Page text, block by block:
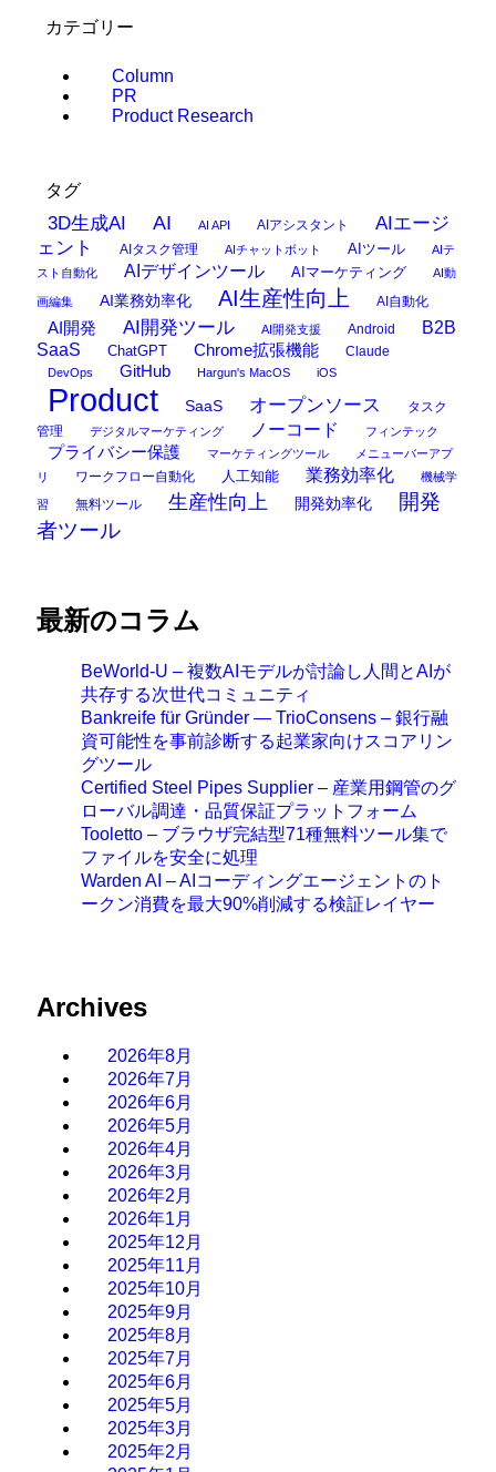
カテゴリー
Column
PR
Product Research
タグ
3D生成AI AI AI API AIアシスタント
AIエージ
ェント
AIタスク管理 AIチャットボット AIツール
AIテ
スト自動化
AIデザインツール AIマーケティング AI動
画編集 AI業務効率化 AI生産性向上 AI自動化
AI開発 AI開発ツール AI開発支援 Android
B2B
SaaS
ChatGPT Chrome拡張機能 Claude
DevOps GitHub Hargun's MacOS iOS
Product SaaS オープンソース
タスク
管理
デジタルマーケティング ノーコード フィンテック
プライバシー保護 マーケティングツール
メニューバーアプ
リ
ワークフロー自動化 人工知能 業務効率化 機械学
習 無料ツール 生産性向上 開発効率化
開発
者ツール
最新のコラム
BeWorld-U – 複数AIモデルが討論し人間とAIが
共存する次世代コミュニティ
Bankreife für Gründer — TrioConsens – 銀行融
資可能性を事前診断する起業家向けスコアリン
グツール
Certified Steel Pipes Supplier – 産業用鋼管のグ
ローバル調達・品質保証プラットフォーム
Tooletto – ブラウザ完結型71種無料ツール集で
ファイルを安全に処理
Warden AI – AIコーディングエージェントのト
ークン消費を最大90%削減する検証レイヤー
Archives
2026年8月
2026年7月
2026年6月
2026年5月
2026年4月
2026年3月
2026年2月
2026年1月
2025年12月
2025年11月
2025年10月
2025年9月
2025年8月
2025年7月
2025年6月
2025年5月
2025年3月
2025年2月